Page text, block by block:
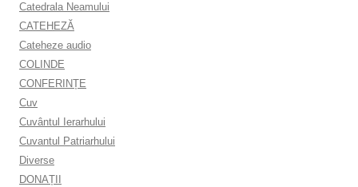
Catedrala Neamului
CATEHEZĂ
Cateheze audio
COLINDE
CONFERINȚE
Cuv
Cuvântul Ierarhului
Cuvantul Patriarhului
Diverse
DONAȚII